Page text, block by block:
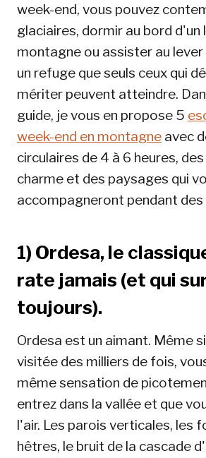
week-end, vous pouvez
glaciaires, dormir au bord d'un
montagne ou assister au lever
un refuge que seuls ceux qui
mériter peuvent atteindre.
guide, je vous en propose 5
week-end en montagne avec
circulaires de 4 à 6 heures,
charme et des paysages qui
accompagneront pendant des
1) Ordesa, le
rate jamais (et qui
toujours).
Ordesa est un aimant. Même
visitée des milliers de fois,
même sensation de
entrez dans la vallée et que
l'air. Les parois verticales, les
hêtres, le bruit de la cascade